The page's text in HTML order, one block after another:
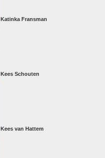
Katinka Fransman
Kees Schouten
Kees van Hattem